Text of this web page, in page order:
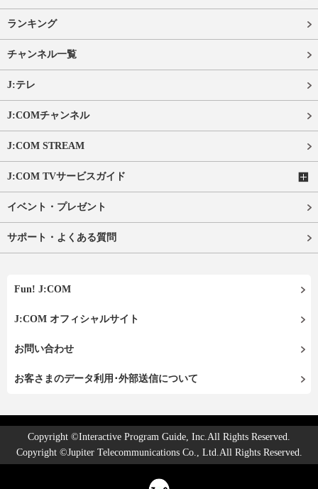
ランキング
チャンネル一覧
J:テレ
J:COMチャンネル
J:COM STREAM
J:COM TVサービスガイド
イベント・プレゼント
サポート・よくある質問
Fun! J:COM
J:COM オフィシャルサイト
お問い合わせ
お客さまのデータ利用･外部送信について
Copyright ©Interactive Program Guide, Inc.All Rights Reserved.
Copyright ©Jupiter Telecommunications Co., Ltd.All Rights Reserved.